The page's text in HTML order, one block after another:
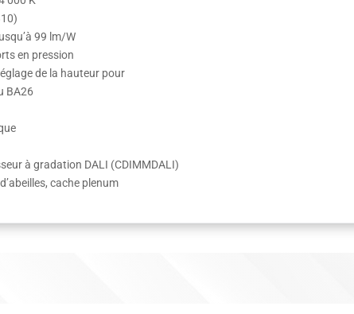
99 lm/W
en pression
de la hauteur pour
BA26
à gradation DALI (CDIMMDALI)
cache plenum